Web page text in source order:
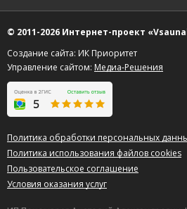
© 2011-2026 Интернет-проект
Создание сайта: ИК Приоритет
Управление сайтом: Медиа-Решения
Политика обработки персональных
Политика использования файлов cookies
Пользовательское соглашение
Условия оказания услуг